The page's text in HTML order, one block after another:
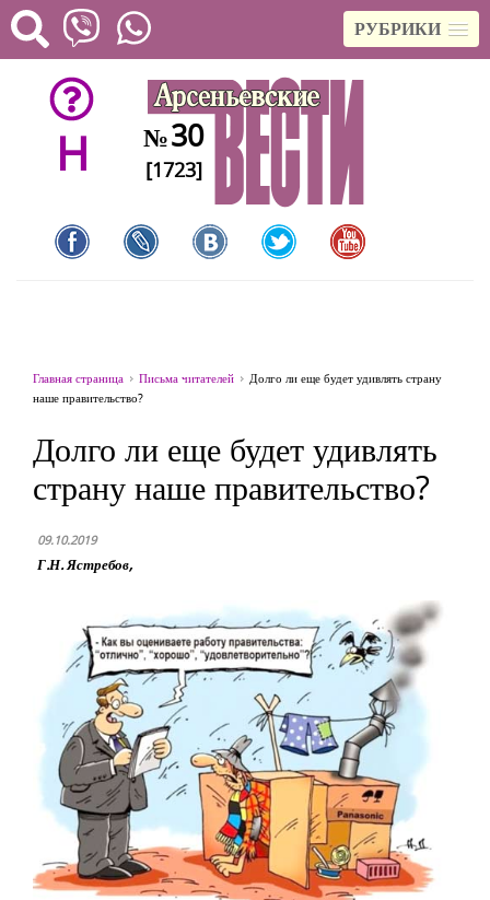
РУБРИКИ
H №30
[1723]
Главная страница Письма читателей
Долго ли еще будет удивлять страну
наше правительство?
Долго ли еще будет удивлять
страну наше правительство?
09.10.2019
Г.Н. Ястребов,